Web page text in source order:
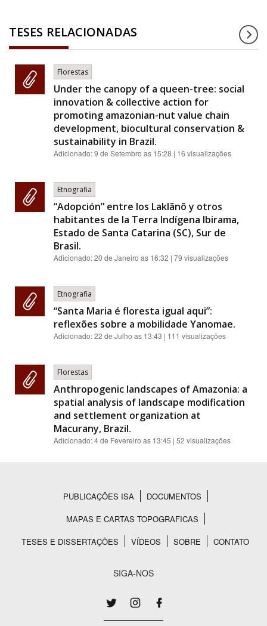
TESES RELACIONADAS
Florestas
Under the canopy of a queen-tree: social
innovation & collective action for
promoting amazonian-nut value chain
development, biocultural conservation &
sustainability in Brazil.
Adicionado:9 de Setembro as 15:28 | 16 visualizações
Etnografia
“Adopción” entre los Laklãnõ y otros
habitantes de la Terra Indígena Ibirama,
Estado de Santa Catarina (SC), Sur de
Brasil.
Adicionado:20 de Janeiro as 16:32 | 79 visualizações
Etnografia
“Santa Maria é floresta igual aqui”:
reflexões sobre a mobilidade Yanomae.
Adicionado:22 de Julho as 13:43 | 111 visualizações
Florestas
Anthropogenic landscapes of Amazonia: a
spatial analysis of landscape modification
and settlement organization at
Macurany, Brazil.
Adicionado:4 de Fevereiro as 13:45 | 52 visualizações
Rodapé
PUBLICAÇÕES ISA
DOCUMENTOS
MAPAS E CARTAS TOPOGRAFICAS
TESES E DISSERTAÇÕES
VÍDEOS SOBRE CONTATO
SIGA-NOS